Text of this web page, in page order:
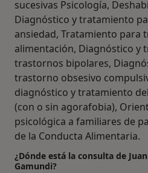
sucesivas Psicología,
Diagnóstico y tratamiento
ansiedad, Tratamiento para
alimentación, Diagnóstico y
trastornos bipolares,
trastorno obsesivo
diagnóstico y tratamiento
(con o sin agorafobia),
psicológica a familiares de
de la Conducta Alimentaria.
¿Dónde está la consulta de
Gamundi?